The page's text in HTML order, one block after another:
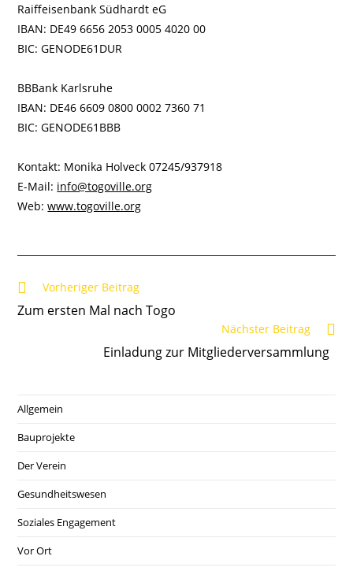
Raiffeisenbank Südhardt eG
IBAN: DE49 6656 2053 0005 4020 00
BIC: GENODE61DUR
BBBank Karlsruhe
IBAN: DE46 6609 0800 0002 7360 71
BIC: GENODE61BBB
Kontakt: Monika Holveck 07245/937918
E-Mail: info@togoville.org
Web:www.togoville.org
Weitere
ansehen
Vorheriger Beitrag
Zum ersten Mal nach Togo
Nächster Beitrag
Einladung zur Mitgliederversammlung
Allgemein
Bauprojekte
Der Verein
Gesundheitswesen
Soziales Engagement
Vor Ort